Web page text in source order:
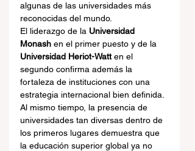
algunas de las universidades más
reconocidas del mundo.
El liderazgo de la Universidad
Monash en el primer puesto y de la
Universidad Heriot-Watt en el
segundo confirma además la
fortaleza de instituciones con una
estrategia internacional bien definida.
Al mismo tiempo, la presencia de
universidades tan diversas dentro de
los primeros lugares demuestra que
la educación superior global ya no